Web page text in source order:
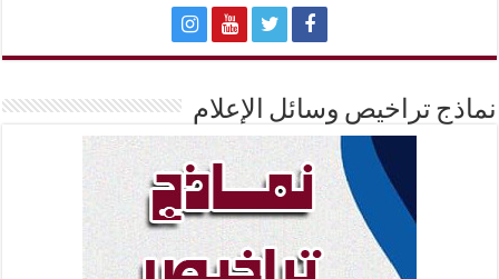
نماذج تراخيص وسائل الإعلام